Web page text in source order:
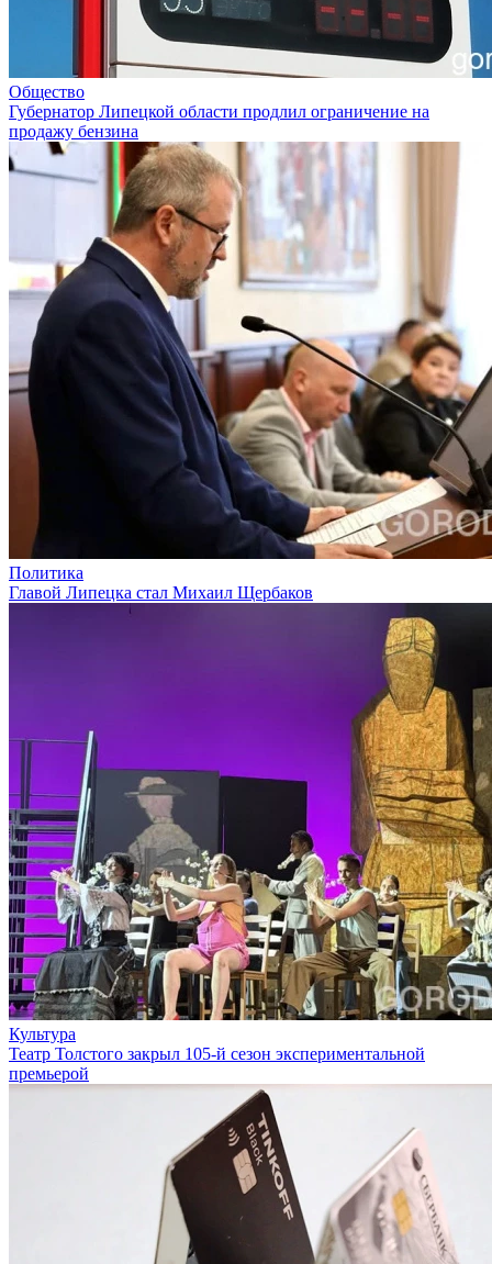
Общество
Губернатор Липецкой области продлил ограничение на
продажу бензина
Политика
Главой Липецка стал Михаил Щербаков
Культура
Театр Толстого закрыл 105-й сезон экспериментальной
премьерой